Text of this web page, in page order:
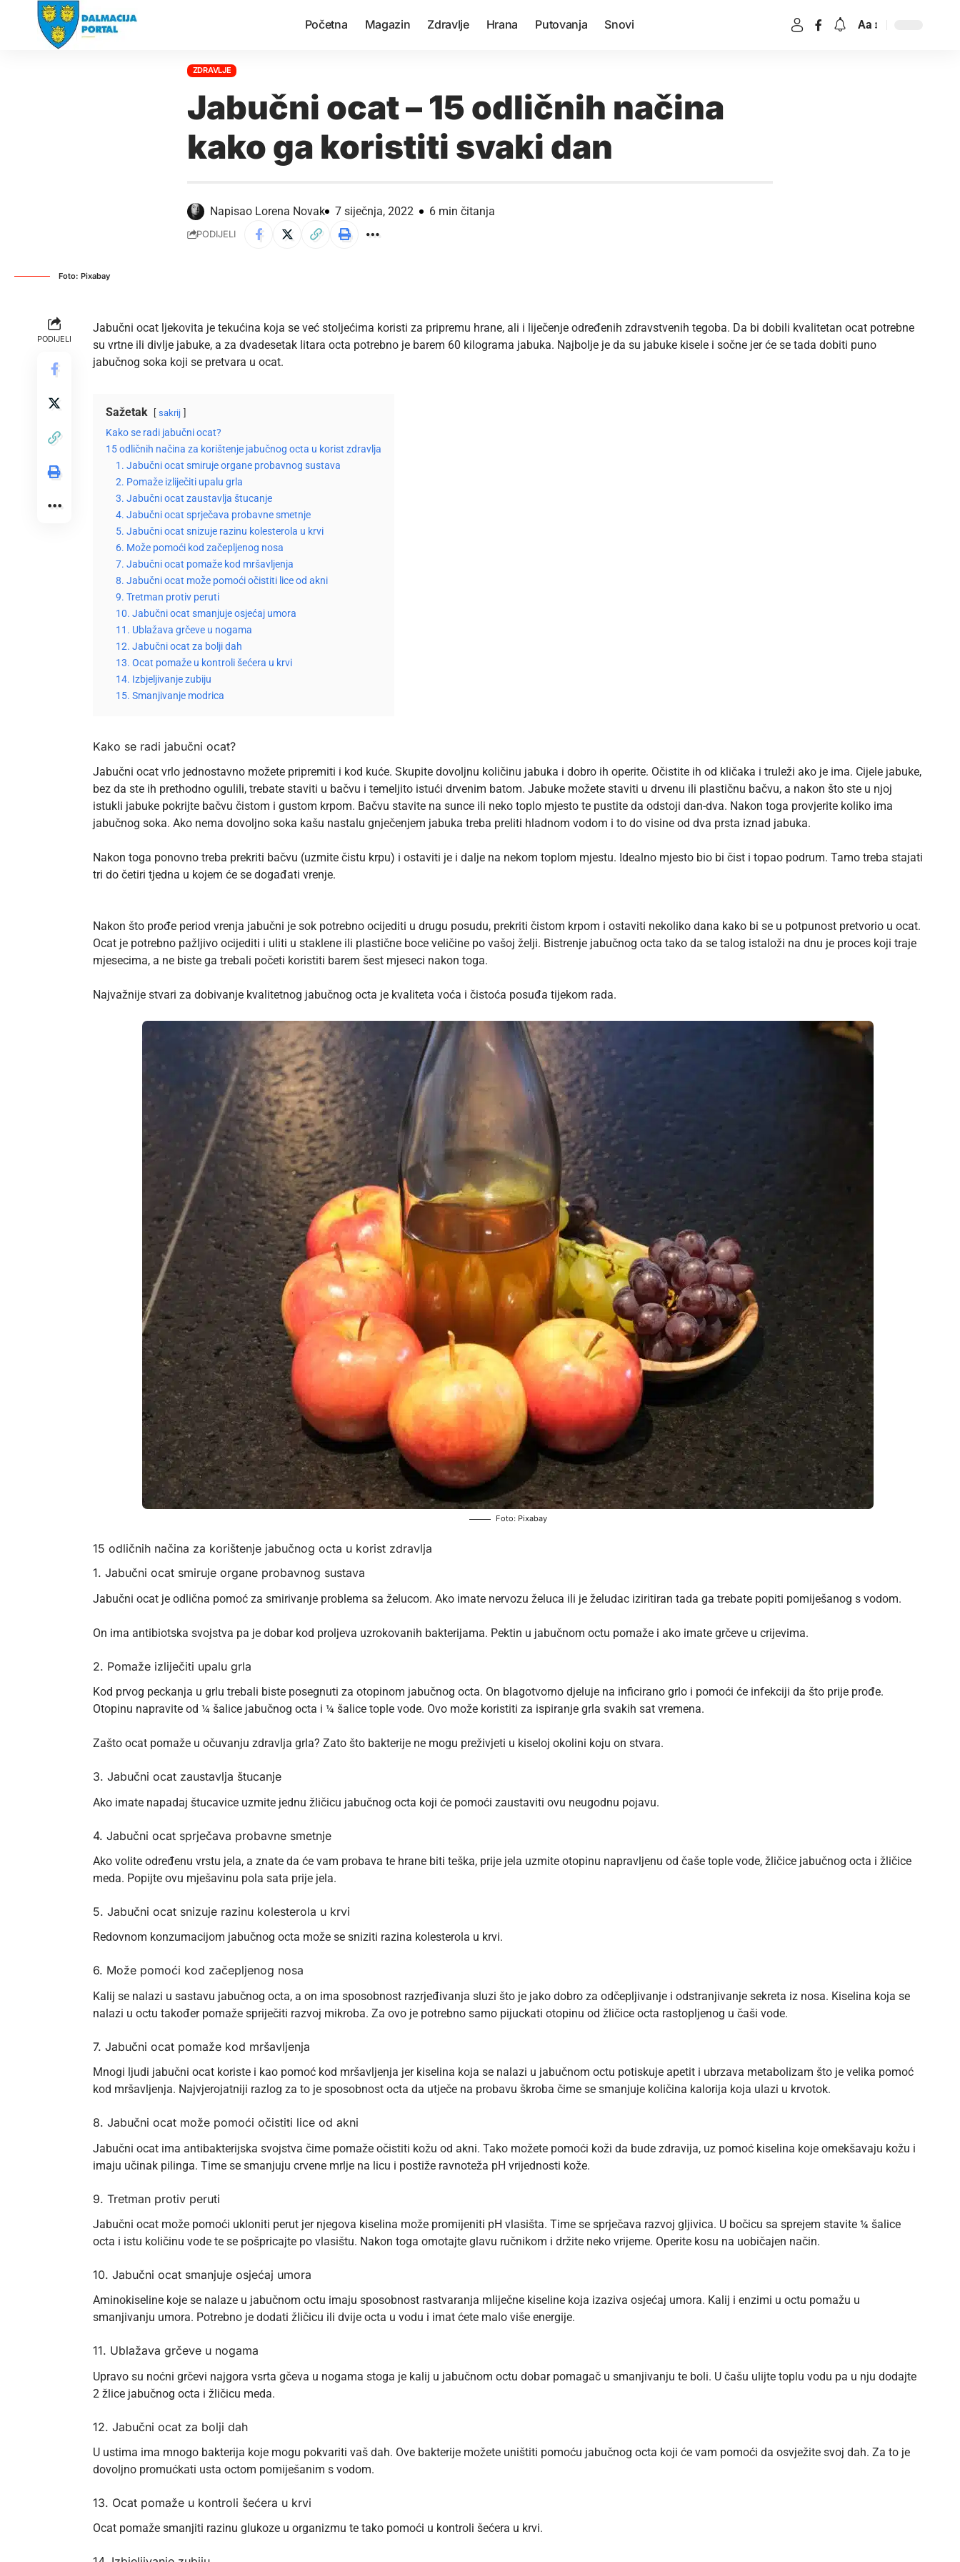
Početna Magazin Zdravlje Hrana Putovanja Snovi Aa
ZDRAVLJE
Jabučni ocat – 15 odličnih načina
kako ga koristiti svaki dan
Napisao Lorena Novak 7 siječnja, 2022 6 min čitanja
PODIJELI
Foto: Pixabay
PODIJELI
Jabučni ocat ljekovita je tekućina koja se već stoljećima koristi za pripremu hrane, ali i liječenje određenih zdravstvenih tegoba. Da bi dobili kvalitetan ocat potrebne
su vrtne ili divlje jabuke, a za dvadesetak litara octa potrebno je barem 60 kilograma jabuka. Najbolje je da su jabuke kisele i sočne jer će se tada dobiti puno
jabučnog soka koji se pretvara u ocat.
Sažetak sakrij
Kako se radi jabučni ocat?
15 odličnih načina za korištenje jabučnog octa u korist zdravlja
1. Jabučni ocat smiruje organe probavnog sustava
2. Pomaže izliječiti upalu grla
3. Jabučni ocat zaustavlja štucanje
4. Jabučni ocat sprječava probavne smetnje
5. Jabučni ocat snizuje razinu kolesterola u krvi
6. Može pomoći kod začepljenog nosa
7. Jabučni ocat pomaže kod mršavljenja
8. Jabučni ocat može pomoći očistiti lice od akni
9. Tretman protiv peruti
10. Jabučni ocat smanjuje osjećaj umora
11. Ublažava grčeve u nogama
12. Jabučni ocat za bolji dah
13. Ocat pomaže u kontroli šećera u krvi
14. Izbjeljivanje zubiju
15. Smanjivanje modrica
Kako se radi jabučni ocat?
Jabučni ocat vrlo jednostavno možete pripremiti i kod kuće. Skupite dovoljnu količinu jabuka i dobro ih operite. Očistite ih od kličaka i truleži ako je ima. Cijele jabuke,
bez da ste ih prethodno ogulili, trebate staviti u bačvu i temeljito istući drvenim batom. Jabuke možete staviti u drvenu ili plastičnu bačvu, a nakon što ste u njoj
istukli jabuke pokrijte bačvu čistom i gustom krpom. Bačvu stavite na sunce ili neko toplo mjesto te pustite da odstoji dan-dva. Nakon toga provjerite koliko ima
jabučnog soka. Ako nema dovoljno soka kašu nastalu gnječenjem jabuka treba preliti hladnom vodom i to do visine od dva prsta iznad jabuka.
Nakon toga ponovno treba prekriti bačvu (uzmite čistu krpu) i ostaviti je i dalje na nekom toplom mjestu. Idealno mjesto bio bi čist i topao podrum. Tamo treba stajati
tri do četiri tjedna u kojem će se događati vrenje.
Nakon što prođe period vrenja jabučni je sok potrebno ocijediti u drugu posudu, prekriti čistom krpom i ostaviti nekoliko dana kako bi se u potpunost pretvorio u ocat.
Ocat je potrebno pažljivo ocijediti i uliti u staklene ili plastične boce veličine po vašoj želji. Bistrenje jabučnog octa tako da se talog istaloži na dnu je proces koji traje
mjesecima, a ne biste ga trebali početi koristiti barem šest mjeseci nakon toga.
Najvažnije stvari za dobivanje kvalitetnog jabučnog octa je kvaliteta voća i čistoća posuđa tijekom rada.
Foto: Pixabay
15 odličnih načina za korištenje jabučnog octa u korist zdravlja
1. Jabučni ocat smiruje organe probavnog sustava
Jabučni ocat je odlična pomoć za smirivanje problema sa želucom. Ako imate nervozu želuca ili je želudac iziritiran tada ga trebate popiti pomiješanog s vodom.
On ima antibiotska svojstva pa je dobar kod proljeva uzrokovanih bakterijama. Pektin u jabučnom octu pomaže i ako imate grčeve u crijevima.
2. Pomaže izliječiti upalu grla
Kod prvog peckanja u grlu trebali biste posegnuti za otopinom jabučnog octa. On blagotvorno djeluje na inficirano grlo i pomoći će infekciji da što prije prođe.
Otopinu napravite od ¼ šalice jabučnog octa i ¼ šalice tople vode. Ovo može koristiti za ispiranje grla svakih sat vremena.
Zašto ocat pomaže u očuvanju zdravlja grla? Zato što bakterije ne mogu preživjeti u kiseloj okolini koju on stvara.
3. Jabučni ocat zaustavlja štucanje
Ako imate napadaj štucavice uzmite jednu žličicu jabučnog octa koji će pomoći zaustaviti ovu neugodnu pojavu.
4. Jabučni ocat sprječava probavne smetnje
Ako volite određenu vrstu jela, a znate da će vam probava te hrane biti teška, prije jela uzmite otopinu napravljenu od čaše tople vode, žličice jabučnog octa i žličice
meda. Popijte ovu mješavinu pola sata prije jela.
5. Jabučni ocat snizuje razinu kolesterola u krvi
Redovnom konzumacijom jabučnog octa može se sniziti razina kolesterola u krvi.
6. Može pomoći kod začepljenog nosa
Kalij se nalazi u sastavu jabučnog octa, a on ima sposobnost razrjeđivanja sluzi što je jako dobro za odčepljivanje i odstranjivanje sekreta iz nosa. Kiselina koja se
nalazi u octu također pomaže spriječiti razvoj mikroba. Za ovo je potrebno samo pijuckati otopinu od žličice octa rastopljenog u čaši vode.
7. Jabučni ocat pomaže kod mršavljenja
Mnogi ljudi jabučni ocat koriste i kao pomoć kod mršavljenja jer kiselina koja se nalazi u jabučnom octu potiskuje apetit i ubrzava metabolizam što je velika pomoć
kod mršavljenja. Najvjerojatniji razlog za to je sposobnost octa da utječe na probavu škroba čime se smanjuje količina kalorija koja ulazi u krvotok.
8. Jabučni ocat može pomoći očistiti lice od akni
Jabučni ocat ima antibakterijska svojstva čime pomaže očistiti kožu od akni. Tako možete pomoći koži da bude zdravija, uz pomoć kiselina koje omekšavaju kožu i
imaju učinak pilinga. Time se smanjuju crvene mrlje na licu i postiže ravnoteža pH vrijednosti kože.
9. Tretman protiv peruti
Jabučni ocat može pomoći ukloniti perut jer njegova kiselina može promijeniti pH vlasišta. Time se sprječava razvoj gljivica. U bočicu sa sprejem stavite ¼ šalice
octa i istu količinu vode te se pošpricajte po vlasištu. Nakon toga omotajte glavu ručnikom i držite neko vrijeme. Operite kosu na uobičajen način.
10. Jabučni ocat smanjuje osjećaj umora
Aminokiseline koje se nalaze u jabučnom octu imaju sposobnost rastvaranja mliječne kiseline koja izaziva osjećaj umora. Kalij i enzimi u octu pomažu u
smanjivanju umora. Potrebno je dodati žličicu ili dvije octa u vodu i imat ćete malo više energije.
11. Ublažava grčeve u nogama
Upravo su noćni grčevi najgora vsrta gčeva u nogama stoga je kalij u jabučnom octu dobar pomagač u smanjivanju te boli. U čašu ulijte toplu vodu pa u nju dodajte
2 žlice jabučnog octa i žličicu meda.
12. Jabučni ocat za bolji dah
U ustima ima mnogo bakterija koje mogu pokvariti vaš dah. Ove bakterije možete uništiti pomoću jabučnog octa koji će vam pomoći da osvježite svoj dah. Za to je
dovoljno promućkati usta octom pomiješanim s vodom.
13. Ocat pomaže u kontroli šećera u krvi
Ocat pomaže smanjiti razinu glukoze u organizmu te tako pomoći u kontroli šećera u krvi.